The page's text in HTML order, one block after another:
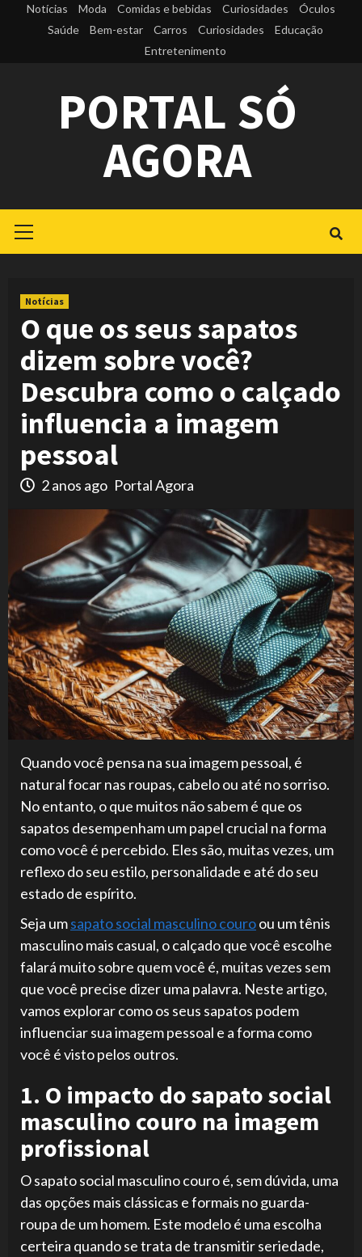
Notícias Moda Comidas e bebidas Curiosidades
Óculos
Saúde
Bem-estar Carros Curiosidades
Educação
Entretenimento
PORTAL SÓ
AGORA
Menu
Notícias
O que os seus sapatos
dizem sobre você?
Descubra como o calçado
influencia a imagem
pessoal
2 anos ago Portal Agora
Quando você pensa na sua imagem pessoal, é
natural focar nas roupas, cabelo ou até no sorriso.
No entanto, o que muitos não sabem é que os
sapatos desempenham um papel crucial na forma
como você é percebido. Eles são, muitas vezes, um
reflexo do seu estilo, personalidade e até do seu
estado de espírito.
Seja umsapato social masculino couroou um tênis
masculino mais casual, o calçado que você escolhe
falará muito sobre quem você é, muitas vezes sem
que você precise dizer uma palavra. Neste artigo,
vamos explorar como os seus sapatos podem
influenciar sua imagem pessoal e a forma como
você é visto pelos outros.
1. O impacto do sapato social
masculino couro na imagem
profissional
O sapato social masculino couro é, sem dúvida, uma
das opções mais clássicas e formais no guarda-
roupa de um homem. Este modelo é uma escolha
certeira quando se trata de transmitir seriedade,